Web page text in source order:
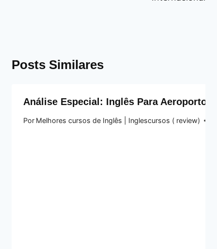
Posts Similares
Análise Especial: Inglês Para Aeroporto:
Por Melhores cursos de Inglês | Inglescursos ( review)